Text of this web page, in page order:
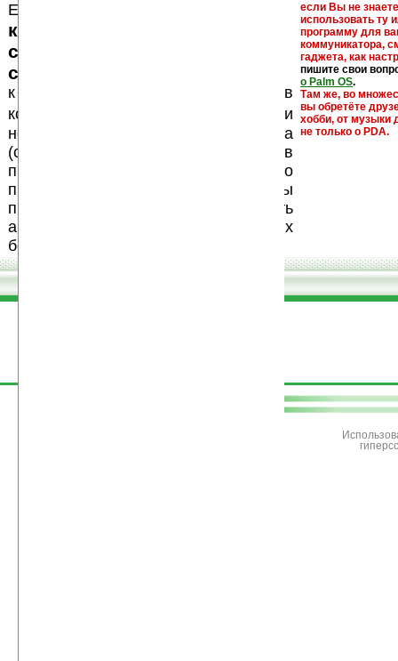
Еще раз обращаем внимание, что
кейгены, кряки - лекарства,
серийные номера, ключи и
ссылки на варезные сайты
если Вы не
использовать ту
программу для
коммуникатора,
гаджета, как
пишите свои
о Palm OS.
Там же, во
вы обретёте
хобби, от музыки
не только о PDA.
к публикации на нашем сайте в
комментариях
, как и
несанкционированная реклама
(спам). Мы поддерживаем авторов
программ и развитие легального
программного обеспечения. Также мы
призываем Вас поддерживать
авторов, особенно создающих
бесплатные (freeware) программы.